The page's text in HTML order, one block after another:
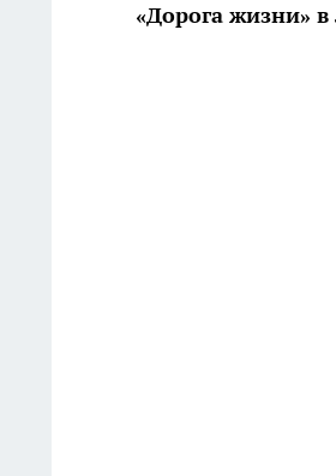
«Дорога жизни»